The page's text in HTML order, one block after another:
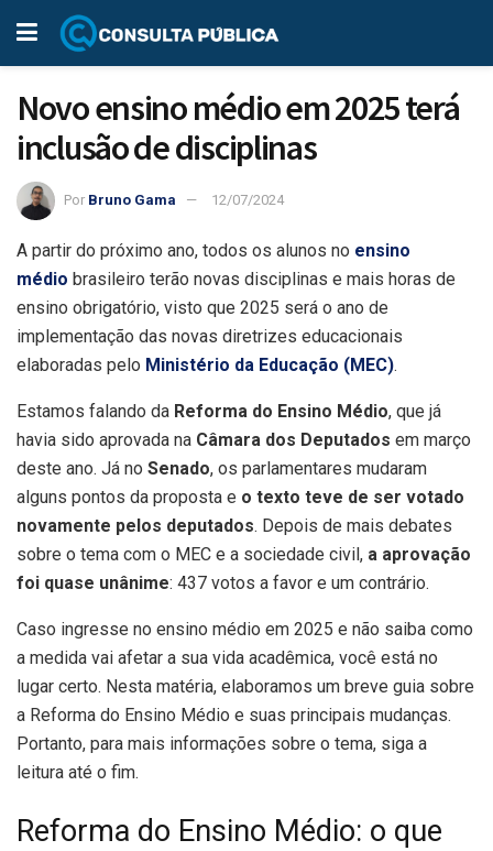
Novo ensino médio em 2025 terá
inclusão de disciplinas
Por Bruno Gama 12/07/2024
A partir do próximo ano, todos os alunos no ensino
médio brasileiro terão novas disciplinas e mais horas de
ensino obrigatório, visto que 2025 será o ano de
implementação das novas diretrizes educacionais
elaboradas pelo Ministério da Educação (MEC).
Estamos falando da Reforma do Ensino Médio, que já
havia sido aprovada na Câmara dos Deputados em março
deste ano. Já no Senado, os parlamentares mudaram
alguns pontos da proposta e o texto teve de ser votado
novamente pelos deputados. Depois de mais debates
sobre o tema com o MEC e a sociedade civil, a aprovação
foi quase unânime: 437 votos a favor e um contrário.
Caso ingresse no ensino médio em 2025 e não saiba como
a medida vai afetar a sua vida acadêmica, você está no
lugar certo. Nesta matéria, elaboramos um breve guia sobre
a Reforma do Ensino Médio e suas principais mudanças.
Portanto, para mais informações sobre o tema, siga a
leitura até o fim.
Reforma do Ensino Médio: o que